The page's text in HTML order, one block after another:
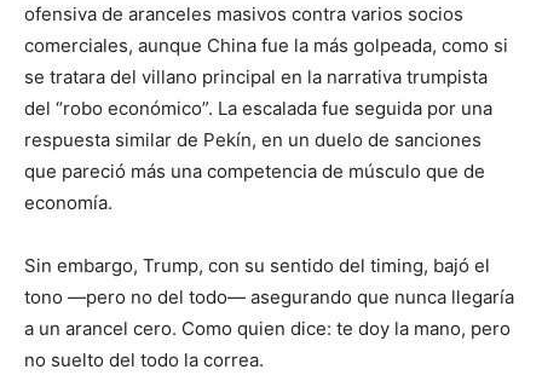
ofensiva de aranceles masivos contra varios socios
comerciales, aunque China fue la más golpeada, como si
se tratara del villano principal en la narrativa trumpista
del “robo económico”. La escalada fue seguida por una
respuesta similar de Pekín, en un duelo de sanciones
que pareció más una competencia de músculo que de
economía.
Sin embargo, Trump, con su sentido del timing, bajó el
tono —pero no del todo— asegurando que nunca llegaría
a un arancel cero. Como quien dice: te doy la mano, pero
no suelto del todo la correa.